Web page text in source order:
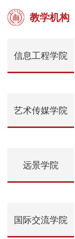
教学机构
信息工程学院
艺术传媒学院
远景学院
国际交流学院